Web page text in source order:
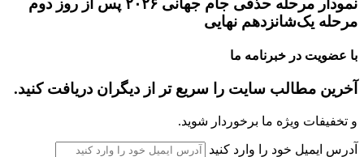
مرحله یک‌شانزدهم نهایی
با عضویت در خبرنامه ما
آخرین مطالب سایت را سریع تر از دیگران دریافت کنید.
و تخفیفات ویژه ما برخوردار شوید.
آدرس ایمیل خود را وارد کنید